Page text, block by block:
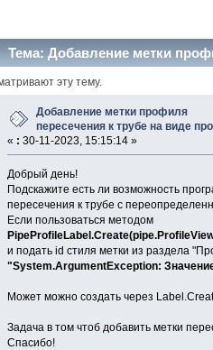
Тема: Добавление метки
раз) эту тему.
Добавление метки профиля
пересечения к трубе на виде
« : 30-11-2023, 15:15:14 »
Добрый день!
Подскажите есть ли возможность
пересечения к трубе с
Если пользоваться методом
и подать id стиля метки из раздела
"System.ArgumentException:
Может можно создать через
Задача в том чтоб добавить метки
Спасибо!